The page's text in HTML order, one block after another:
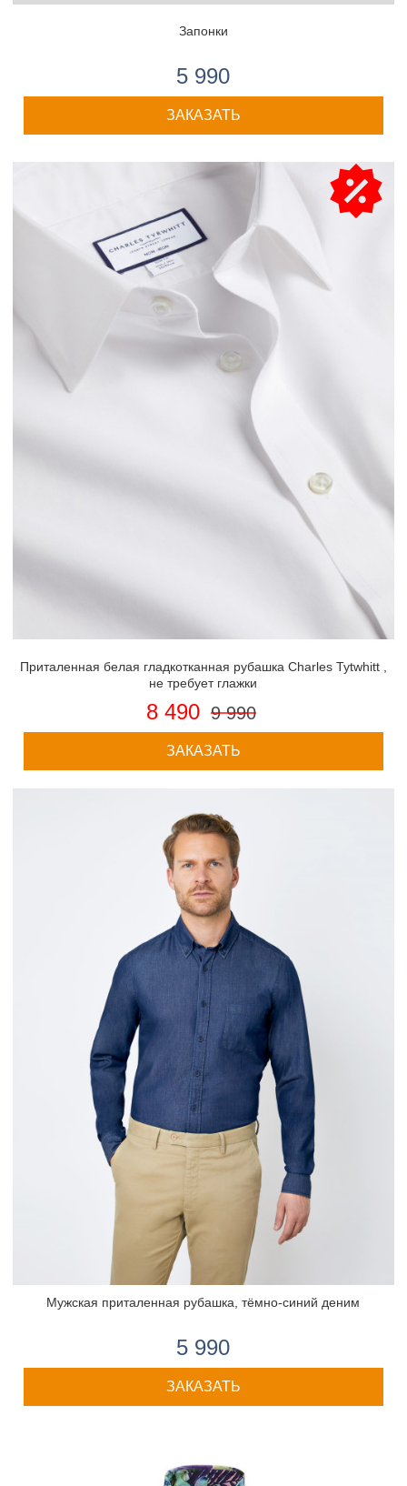
Запонки
5 990
ЗАКАЗАТЬ
Приталенная белая гладкотканная рубашка Charles Tytwhitt ,
не требует глажки
8 490 9 990
ЗАКАЗАТЬ
Мужская приталенная рубашка, тёмно-синий деним
5 990
ЗАКАЗАТЬ